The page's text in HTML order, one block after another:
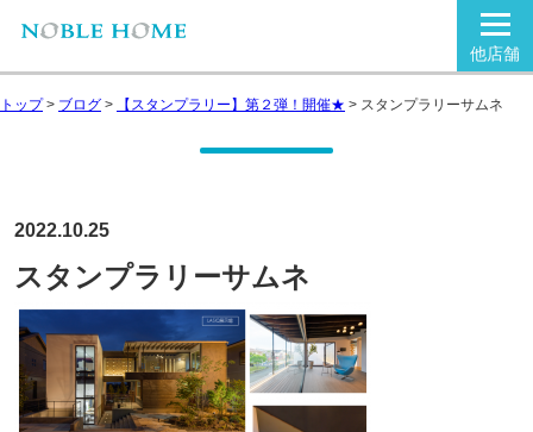
他店舗
トップ> ブログ > 【スタンプラリー】第２弾！開催★ > スタンプラリーサムネ
2022.10.25
スタンプラリーサムネ